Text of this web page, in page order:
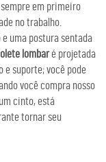
em primeiro
no trabalho.
uma postura sentada
lombaré projetada
suporte; você pode
você compra nosso
cinto, está
tornar seu